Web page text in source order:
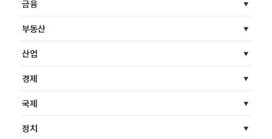
금융
부동산
산업
경제
국제
정치